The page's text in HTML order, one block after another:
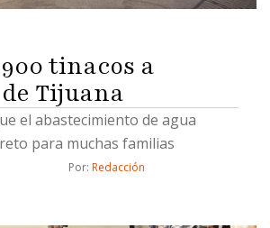
tinacos a
Tijuana
el abastecimiento de agua
para muchas familias
Por: Redacción